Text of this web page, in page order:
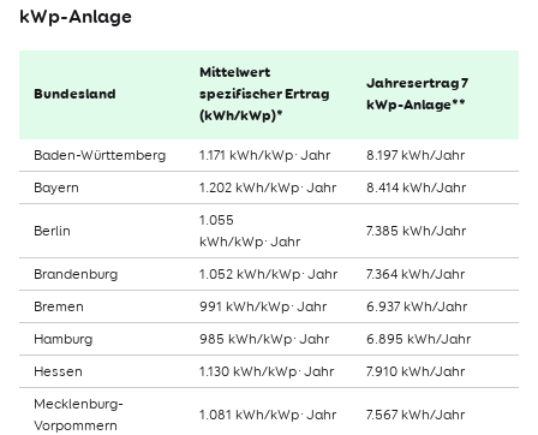
kWp-Anlage
Bundesland
Mittelwert
spezifischer Ertrag
(kWh/kWp)*
Jahresertrag 7
kWp-Anlage**
Baden-Württemberg 1.171 kWh/kWp·Jahr
8.197 kWh/Jahr
Bayern
1.202 kWh/kWp·Jahr 8.414 kWh/Jahr
Berlin
1.055
kWh/kWp·Jahr
7.385 kWh/Jahr
Brandenburg 1.052 kWh/kWp·Jahr
7.364 kWh/Jahr
Bremen
991 kWh/kWp·Jahr
6.937 kWh/Jahr
Hamburg
985 kWh/kWp·Jahr
6.895 kWh/Jahr
Hessen
1.130 kWh/kWp·Jahr
7.910 kWh/Jahr
Mecklenburg-
Vorpommern
1.081 kWh/kWp·Jahr 7.567 kWh/Jahr